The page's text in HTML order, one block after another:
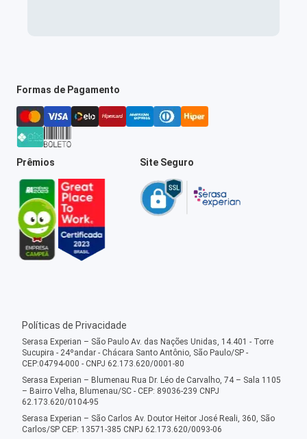
Formas de Pagamento
Prêmios Site Seguro
Políticas de Privacidade
Serasa Experian – São Paulo Av. das Nações Unidas, 14.401 - Torre
Sucupira - 24ºandar - Chácara Santo Antônio, São Paulo/SP -
CEP:04794-000 - CNPJ 62.173.620/0001-80
Serasa Experian – Blumenau Rua Dr. Léo de Carvalho, 74 – Sala 1105
– Bairro Velha, Blumenau/SC - CEP: 89036-239 CNPJ
62.173.620/0104-95
Serasa Experian – São Carlos Av. Doutor Heitor José Reali, 360, São
Carlos/SP CEP: 13571-385 CNPJ 62.173.620/0093-06